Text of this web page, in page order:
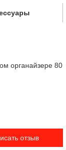
органайзере 80
отзыв